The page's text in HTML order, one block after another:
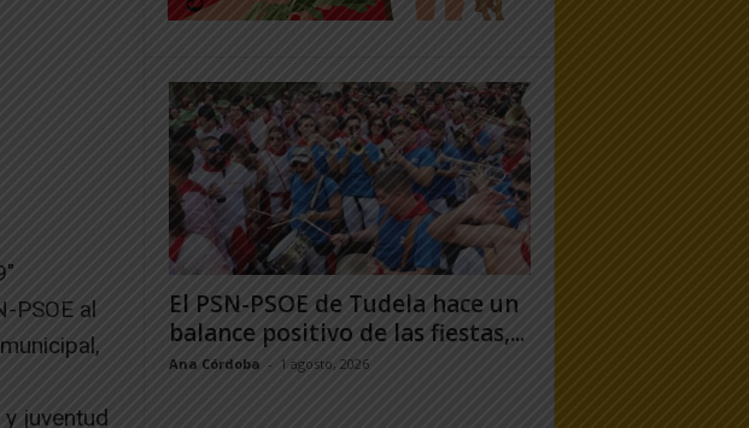
PSOE al
juventud
El PSN-PSOE de Tudela hace un
balance positivo de las fiestas,...
Ana Córdoba - 1 agosto, 2026